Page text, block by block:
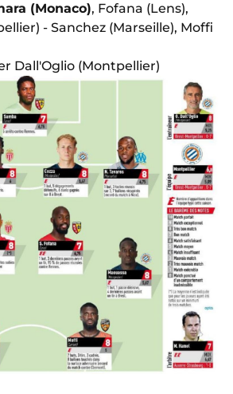
(Monaco), Fofana (Lens),
- Sanchez (Marseille), Moffi
Dall'Oglio (Montpellier)